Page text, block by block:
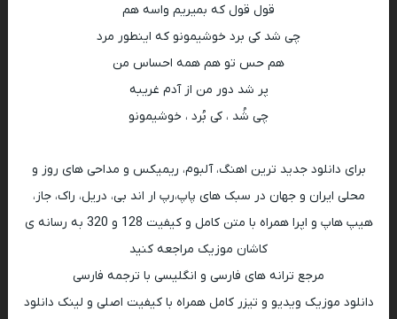
قول قول که بمیریم واسه هم
چی شد کی برد خوشیمونو که اینطور مرد
هم حس تو هم همه احساس من
پر شد دور من از آدم غریبه
چی شُد ، کی بُرد ، خوشیمونو
برای دانلود جدید ترین اهنگ، آلبوم، ریمیکس و مداحی های روز و
محلی ایران و جهان در سبک های پاپ،رپ ار اند بی، دریل، راک، جاز،
هیپ هاپ و اپرا همراه با متن کامل و کیفیت 128 و 320 به رسانه ی
کاشان موزیک مراجعه کنید
مرجع ترانه های فارسی و انگلیسی با ترجمه فارسی
دانلود موزیک ویدیو و تیزر کامل همراه با کیفیت اصلی و لینک دانلود